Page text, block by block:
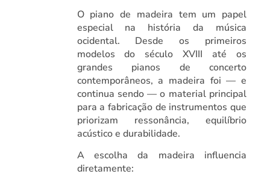
O piano de madeira tem um papel
especial na história da música
ocidental. Desde os primeiros
modelos do século XVIII até os
grandes pianos de concerto
contemporâneos, a madeira foi — e
continua sendo — o material principal
para a fabricação de instrumentos que
priorizam ressonância, equilíbrio
acústico e durabilidade.
A escolha da madeira influencia
diretamente: